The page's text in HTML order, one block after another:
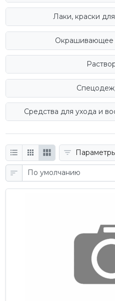
Лаки, краски
Окрашивающее
Средства для ухода и